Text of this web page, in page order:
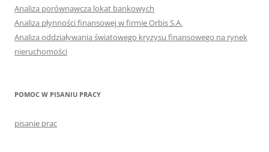
Analiza porównawcza lokat bankowych
Analiza płynności finansowej w firmie Orbis S.A.
Analiza oddziaływania światowego kryzysu finansowego na rynek
nieruchomości
POMOC W PISANIU PRACY
pisanie prac